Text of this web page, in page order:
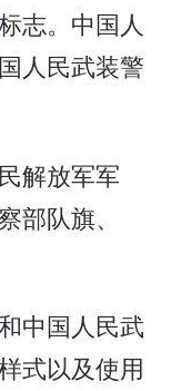
志。中国人
人民武装警
解放军军
部队旗、
中国人民武
式以及使用